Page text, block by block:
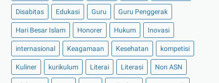
Disabitas Edukasi Guru Guru Penggerak
Hari Besar Islam Honorer Hukum Inovasi
internasional Keagamaan Kesehatan kompetisi
Kuliner kurikulum Literai Literasi Non ASN